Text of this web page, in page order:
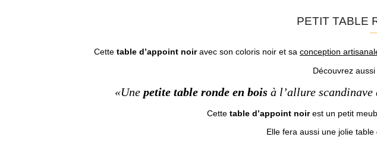
PETIT TABLE
Cette table d’appoint noiravec son coloris noir et sa conception
Découvrez aussi
«Une petite table ronde en bois à l’allure
Cette table d’appoint noirest un petit
Elle fera aussi une jolie table